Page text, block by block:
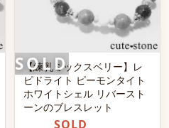
【練乳ミックスベリー】レ
ピドライト ピーモンタイト
ホワイトシェル リバースト
ーンのブレスレット